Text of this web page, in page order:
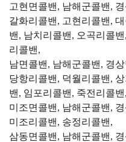
고현면콜밴, 남해군콜밴,
갈화리콜밴, 고현리콜밴,
밴, 남치리콜밴, 오곡리콜
리콜밴,
남면콜밴, 남해군콜밴, 경상
당항리콜밴, 덕월리콜밴,
밴, 임포리콜밴, 죽전리콜
미조면콜밴, 남해군콜밴,
미조리콜밴, 송정리콜밴,
삼동면콜밴, 남해군콜밴,